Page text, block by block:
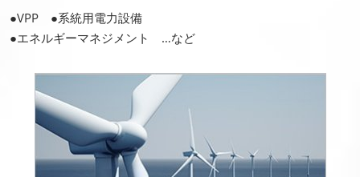
●VPP ●系統用電力設備
●エネルギーマネジメント …など